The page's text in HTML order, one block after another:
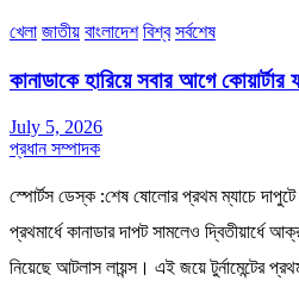
খেলা জাতীয় বাংলাদেশ বিশ্ব সর্বশেষ
কানাডাকে হারিয়ে সবার আগে
July 5, 2026
প্রধান সম্পাদক
স্পোর্টস ডেস্ক :শেষ ষোলোর প্রথম ম্যাচে
প্রথমার্ধে কানাডার দাপট সামলেও
নিয়েছে আটলাস লায়ন্স। এই জয়ে টুর্নামেন্টের